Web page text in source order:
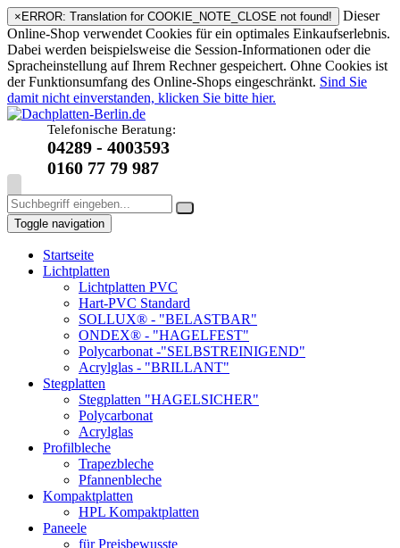
× ERROR: Translation for COOKIE_NOTE_CLOSE not found!
Dieser
Online-Shop verwendet Cookies für ein optimales Einkaufserlebnis.
Dabei werden beispielsweise die Session-Informationen oder die
Spracheinstellung auf Ihrem Rechner gespeichert. Ohne Cookies ist
der Funktionsumfang des Online-Shops eingeschränkt. Sind Sie
damit nicht einverstanden, klicken Sie bitte hier.
Telefonische Beratung:
04289 - 4003593
0160 77 79 987
Toggle navigation
Startseite
Lichtplatten
Lichtplatten PVC
Hart-PVC Standard
SOLLUX® - "BELASTBAR"
ONDEX® - "HAGELFEST"
Polycarbonat -"SELBSTREINIGEND"
Acrylglas - "BRILLANT"
Stegplatten
Stegplatten "HAGELSICHER"
Polycarbonat
Acrylglas
Profilbleche
Trapezbleche
Pfannenbleche
Kompaktplatten
HPL Kompaktplatten
Paneele
für Preisbewusste